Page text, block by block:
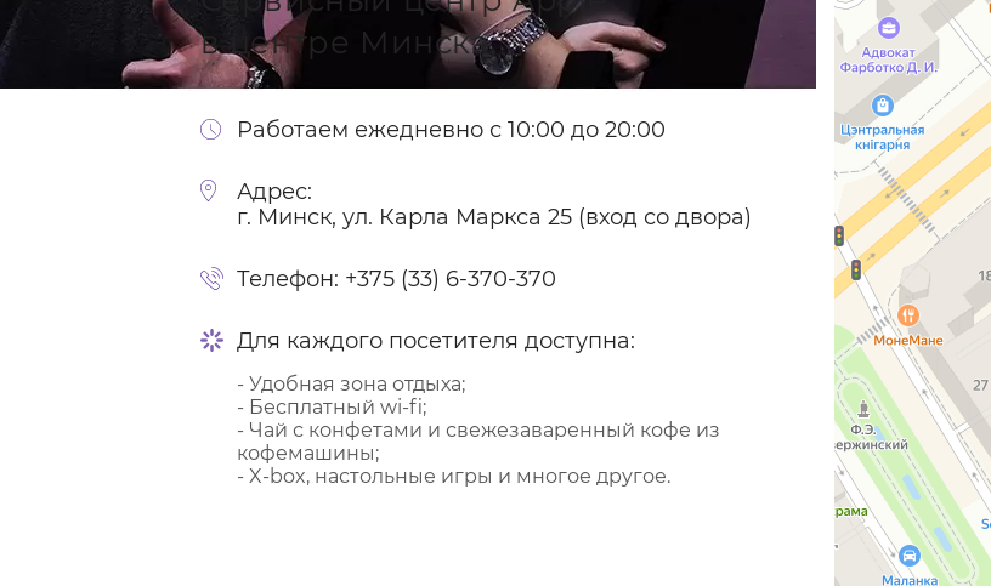
в центре Минска
Работаем ежедневно с 10:00 до 20:00
Адрес:
г. Минск, ул. Карла Маркса 25 (вход со двора)
Телефон: +375 (33) 6-370-370
Для каждого посетителя доступна:
- Удобная зона отдыха;
- Бесплатный wi-fi;
- Чай с конфетами и свежезаваренный кофе из
кофемашины;
- X-box, настольные игры и многое другое.